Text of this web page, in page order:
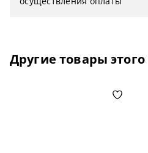
Другие товары